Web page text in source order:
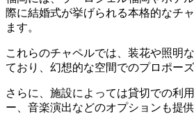
際に結婚式が挙げられる本格的なチ
ます。
これらのチャペルでは、装花や照明
ており、幻想的な空間でのプロポーズ
さらに、施設によっては貸切での利
ー、音楽演出などのオプションも提